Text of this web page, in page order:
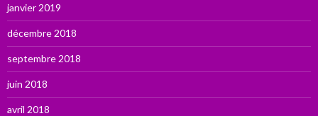
janvier 2019
décembre 2018
septembre 2018
juin 2018
avril 2018